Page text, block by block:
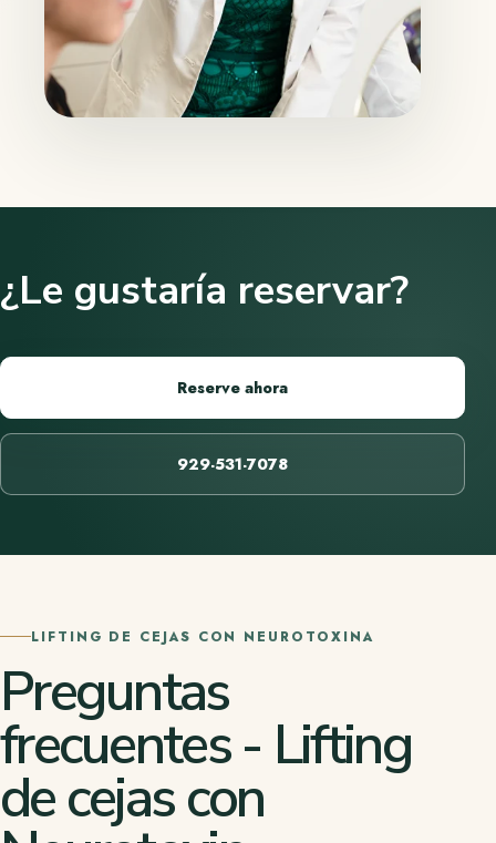
¿Le gustaría reservar?
Reserve ahora
929-531-7078
LIFTING DE CEJAS CON NEUROTOXINA
Preguntas
frecuentes - Lifting
de cejas con